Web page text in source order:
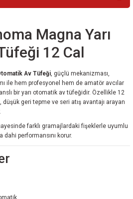
Magna Yarı
12 Cal
Av Tüfeği, güçlü mekanizması,
ile hem profesyonel hem de amatör avcılar
bir yarı otomatik av tüfeğidir. Özellikle 12
geri tepme ve seri atış avantajı arayan
farklı gramajlardaki fişeklerle uyumlu
dahi performansını korur.